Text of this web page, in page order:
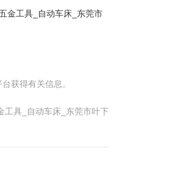
金工具_自动车床_东莞市
获得有关信息。
工具_自动车床_东莞市叶下